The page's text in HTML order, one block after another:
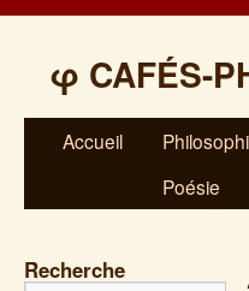
φ CAFÉS-
Accueil
Poésie
Recherche